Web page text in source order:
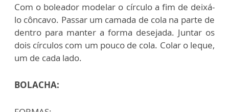
Com o boleador modelar o círculo a fim de deixá-
lo côncavo. Passar um camada de cola na parte de
dentro para manter a forma desejada. Juntar os
dois círculos com um pouco de cola. Colar o leque,
um de cada lado.
BOLACHA: